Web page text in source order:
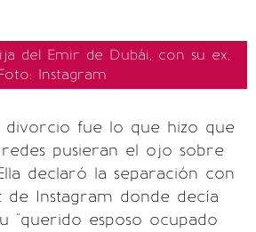
del Emir de Dubái, con su ex,
Instagram
divorcio fue lo que hizo que
pusieran el ojo sobre
declaró la separación con
de Instagram donde decía
"querido esposo ocupado